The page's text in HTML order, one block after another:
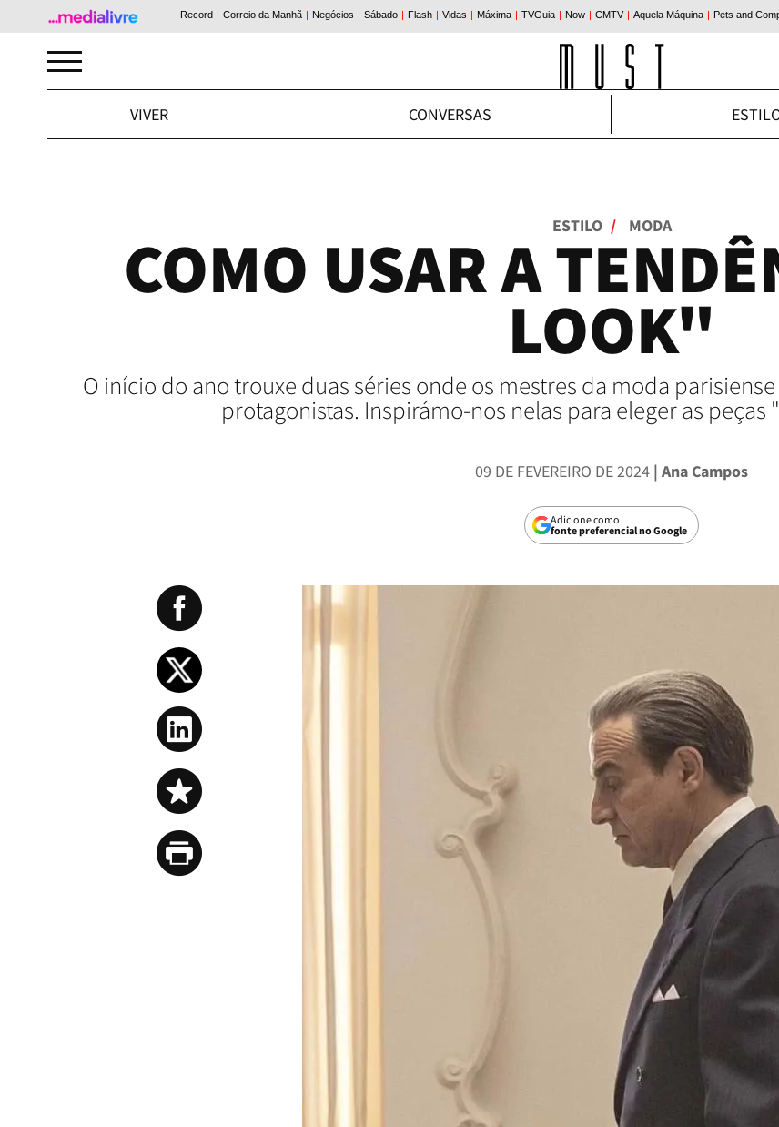
VIVER CONVERSAS
ESTILO / MODA
COMO USAR A
LOOK"
O início do ano trouxe duas séries onde os mestres da moda
protagonistas. Inspirámo-nos nelas para eleger as peças
09 DE FEVEREIRO DE 2024 | Ana Campos
Adicione como
fonte preferencial no Google